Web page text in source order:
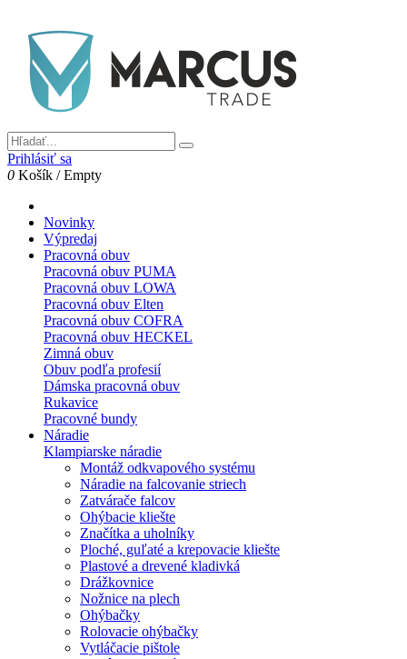
Prihlásiť sa
0 Košík /Empty
Novinky
Výpredaj
Pracovná obuv
Pracovná obuv PUMA
Pracovná obuv LOWA
Pracovná obuv Elten
Pracovná obuv COFRA
Pracovná obuv HECKEL
Zimná obuv
Obuv podľa profesií
Dámska pracovná obuv
Rukavice
Pracovné bundy
Náradie
Klampiarske náradie
Montáž odkvapového systému
Náradie na falcovanie striech
Zatvárače falcov
Ohýbacie kliešte
Značítka a uholníky
Ploché, guľaté a krepovacie kliešte
Plastové a drevené kladivká
Drážkovnice
Nožnice na plech
Ohýbačky
Rolovacie ohýbačky
Vytláčacie pištole